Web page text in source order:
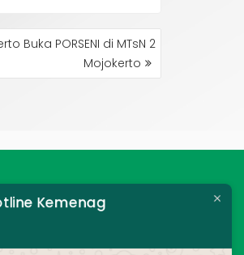
Buka PORSENI di MTsN 2
Mojokerto
Kemenag